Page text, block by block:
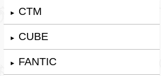
► CTM
► CUBE
► FANTIC